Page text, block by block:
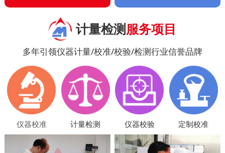
计量检测服务项目
多年引领仪器计量/校准/校验/检测行业信誉品牌
仪器校准 计量检测 仪器校验 定制校准